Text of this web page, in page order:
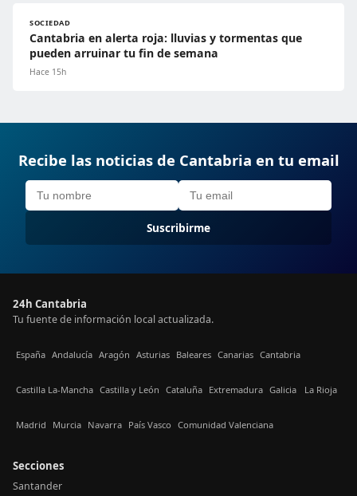
SOCIEDAD
Cantabria en alerta roja: lluvias y tormentas que
pueden arruinar tu fin de semana
Hace 15h
Recibe las noticias de Cantabria en tu email
Suscribirme
24h Cantabria
Tu fuente de información local actualizada.
España Andalucía Aragón Asturias Baleares Canarias Cantabria
Castilla La-Mancha Castilla y León Cataluña Extremadura Galicia La Rioja
Madrid Murcia Navarra País Vasco Comunidad Valenciana
Secciones
Santander